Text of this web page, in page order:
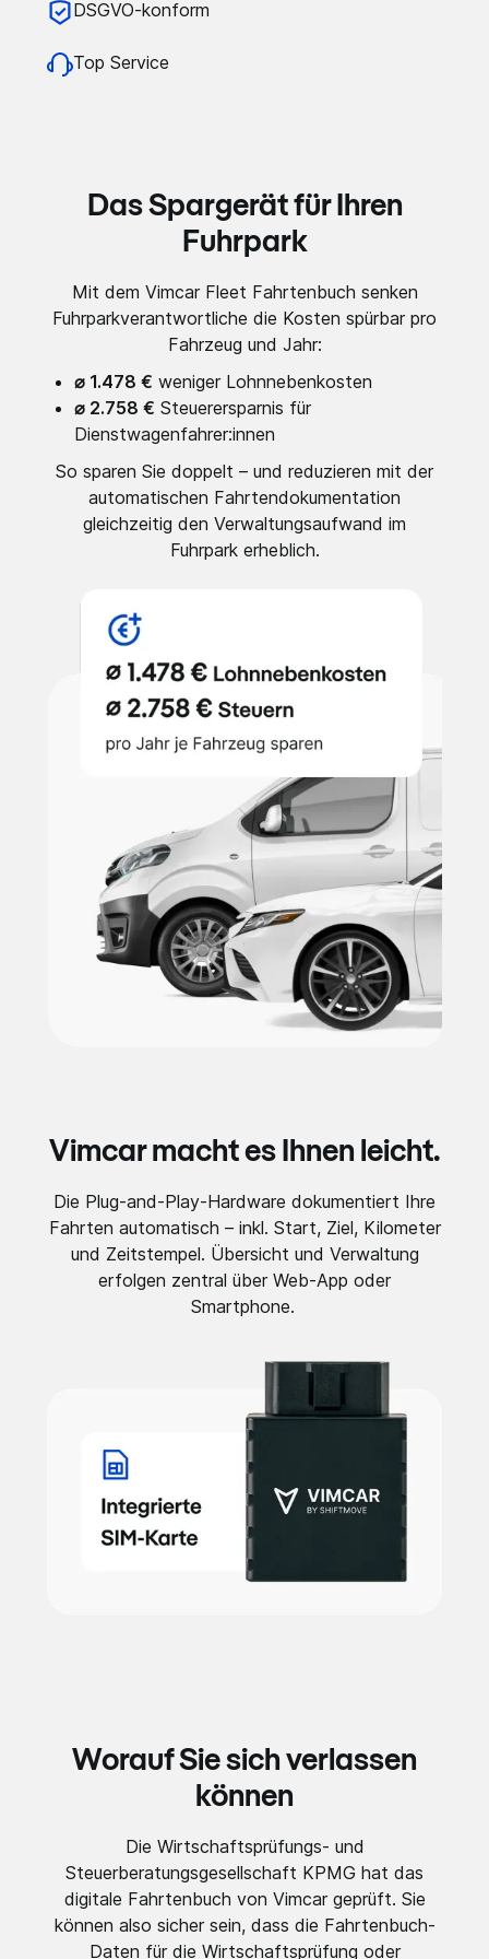
DSGVO-konform
Top Service
Das Spargerät für Ihren
Fuhrpark
Mit dem Vimcar Fleet Fahrtenbuch senken
Fuhrparkverantwortliche die Kosten spürbar pro
Fahrzeug und Jahr:
⌀ 1.478 € weniger Lohnnebenkosten
⌀ 2.758 € Steuerersparnis für
Dienstwagenfahrer:innen
So sparen Sie doppelt – und reduzieren mit der
automatischen Fahrtendokumentation
gleichzeitig den Verwaltungsaufwand im
Fuhrpark erheblich.
Vimcar macht es Ihnen leicht.
Die Plug‑and‑Play‑Hardware dokumentiert Ihre
Fahrten automatisch – inkl. Start, Ziel, Kilometer
und Zeitstempel. Übersicht und Verwaltung
erfolgen zentral über Web-App oder
Smartphone.
Worauf Sie sich verlassen
können
Die Wirtschaftsprüfungs- und
Steuerberatungsgesellschaft KPMG hat das
digitale Fahrtenbuch von Vimcar geprüft. Sie
können also sicher sein, dass die Fahrtenbuch-
Daten für die Wirtschaftsprüfung oder
Tino Ritschel (Leiter Operations, Vesper GmbH), 02.12.2024
Mehr Zeit, weniger Stress
Jonas Monschein (Steuerberater & Geschäftsführer, Monschein
Steuerberatung), 17.10.2024
Finanzamtkonform und unkompliziert
„Vimcar erleichtert meinen Alltag, ist einfach in der
Handhabung und 100 % finanzamtkonform. Ich
empfehle die Lösung meinen Mandanten
ausnahmslos.“